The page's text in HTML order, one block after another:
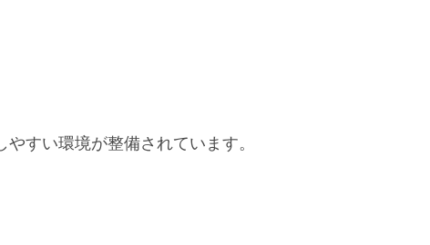
すい環境が整備されています。